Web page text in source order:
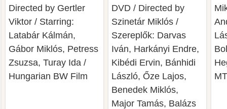
Directed by Gertler
Viktor / Starring:
Latabár Kálmán,
Gábor Miklós, Petress
Zsuzsa, Turay Ida /
Hungarian BW Film
DVD / Directed by
Szinetár Miklós /
Szereplők: Darvas
Iván, Harkányi Endre,
Kibédi Ervin, Bánhidi
László, Őze Lajos,
Benedek Miklós,
Major Tamás, Balázs